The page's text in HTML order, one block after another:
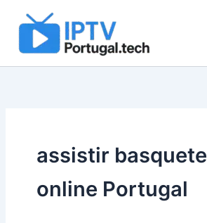
content
assistir
online Portugal
for: